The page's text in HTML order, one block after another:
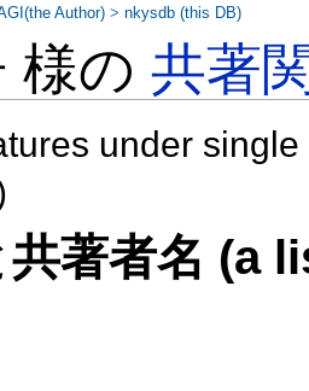
様の共著
under
共著者名 (a
Author) >nkysdb (this DB)